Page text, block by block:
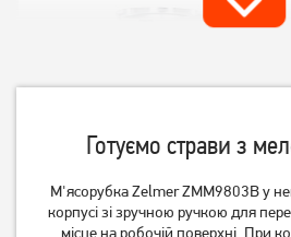
М'ясорубка Mystery MGM-
Готуємо страви з
М'ясорубка Zelmer ZMM9803B у
корпусі зі зручною ручкою для
місце на робочій поверхні. При